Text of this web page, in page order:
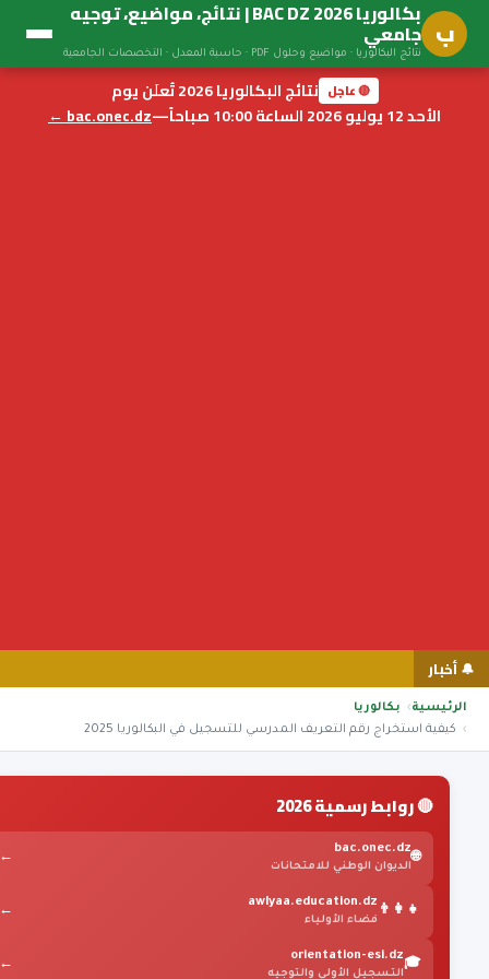
ب بكالوريا BAC DZ 2026 | نتائج، مواضيع، توجيه
جامعي
نتائج البكالوريا · مواضيع وحلول PDF · حاسبة المعدل · التخصصات الجامعية
🔴 عاجل نتائج البكالوريا 2026 تُعلَن يوم
الأحد 12 يوليو 2026 الساعة 10:00 صباحاً
—
bac.onec.dz ←
🔔 أخبار
الرئيسية
بكالوريا
كيفية استخراج رقم التعريف المدرسي للتسجيل في البكالوريا 2025
🔴 روابط رسمية 2026
🌐
bac.onec.dz
الديوان الوطني للامتحانات
←
👨‍👩‍👧
awlyaa.education.dz
فضاء الأولياء
←
🎓
orientation-esi.dz
التسجيل الأولي والتوجيه
←